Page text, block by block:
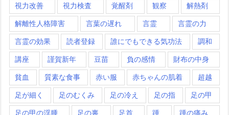
視力改善 視力検査 覚醒剤 観察 解熱剤
解離性人格障害 言葉の遅れ 言霊 言霊の力
言霊の効果 読者登録 誰にでもできる気功法 調和
講座 謹賀新年 豆苗 負の感情 財布の中身
貧血 質素な食事 赤い服 赤ちゃんの肌着 超越
足が細く 足のむくみ 足の冷え 足の指 足の甲
足の甲の浮腫 足の裏 足首 踵 踵の痛み